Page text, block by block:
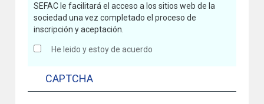
SEFAC le facilitará el acceso a los sitios web de la
sociedad una vez completado el proceso de
inscripción y aceptación.
He leido y estoy de acuerdo
CAPTCHA